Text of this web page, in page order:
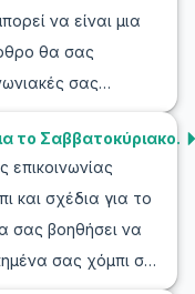
να είναι μια
θα σας
σας
διαλόγους
Θα ανακαλύψετε
σας και να
για να γνωρίσετε
αισθάνεστε πιο
μια συζήτηση
το Σαββατοκύριακο.
επικοινωνίας
και σχέδια για το
σας βοηθήσει να
σας χόμπι στα